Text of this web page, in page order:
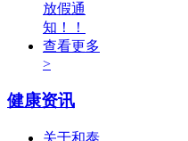
放假通
知！！
查看更多
>
健康资讯
关于和泰